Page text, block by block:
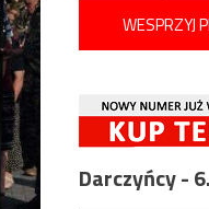
WESPRZYJ
Darczyńcy -